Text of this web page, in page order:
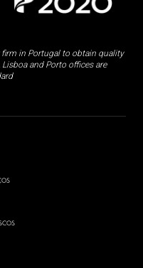
in Portugal to obtain quality
and Porto offices are